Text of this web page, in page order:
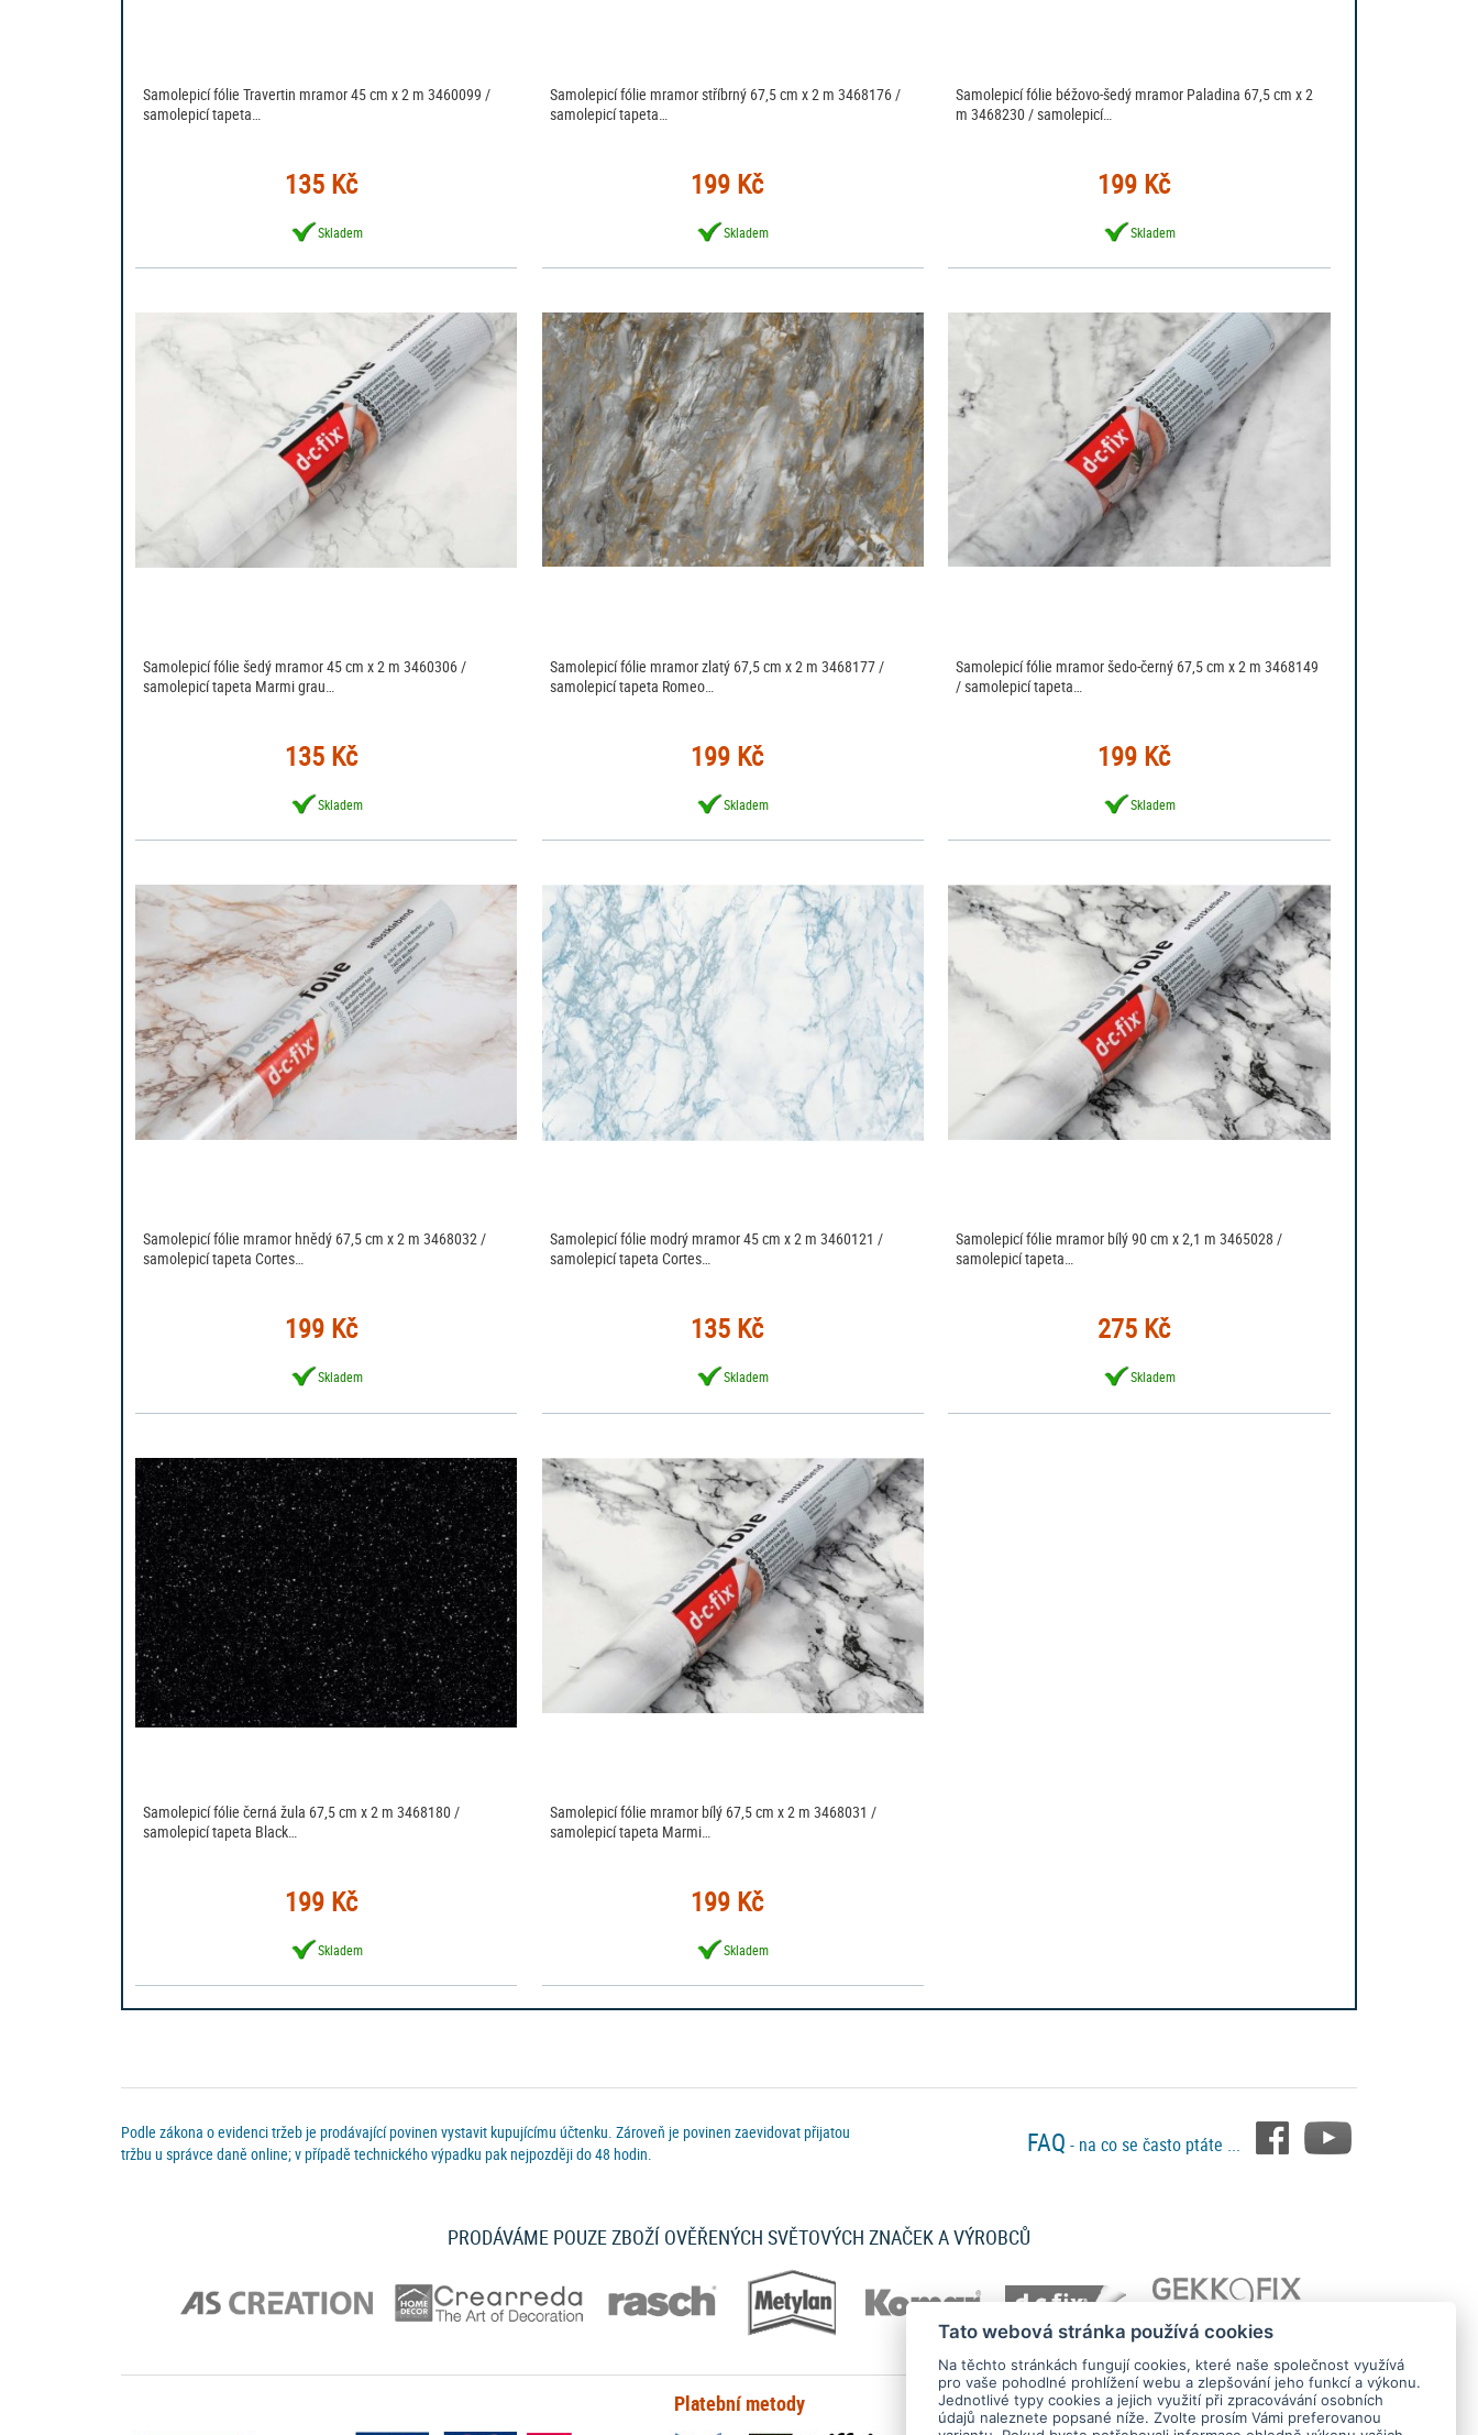
Samolepicí fólie Travertin mramor 45 cm x 2 m 3460099 /
samolepicí tapeta…
135 Kč
Skladem
Samolepicí fólie mramor stříbrný 67,5 cm x 2 m 3468176 /
samolepicí tapeta…
199 Kč
Skladem
Samolepicí fólie béžovo-šedý mramor Paladina 67,5 cm x 2
m 3468230 / samolepicí…
199 Kč
Skladem
Samolepicí fólie šedý mramor 45 cm x 2 m 3460306 /
samolepicí tapeta Marmi grau…
135 Kč
Skladem
Samolepicí fólie mramor zlatý 67,5 cm x 2 m 3468177 /
samolepicí tapeta Romeo…
199 Kč
Skladem
Samolepicí fólie mramor šedo-černý 67,5 cm x 2 m 3468149
/ samolepicí tapeta…
199 Kč
Skladem
Samolepicí fólie mramor hnědý 67,5 cm x 2 m 3468032 /
samolepicí tapeta Cortes…
199 Kč
Skladem
Samolepicí fólie modrý mramor 45 cm x 2 m 3460121 /
samolepicí tapeta Cortes…
135 Kč
Skladem
Samolepicí fólie mramor bílý 90 cm x 2,1 m 3465028 /
samolepicí tapeta…
275 Kč
Skladem
Samolepicí fólie černá žula 67,5 cm x 2 m 3468180 /
samolepicí tapeta Black…
199 Kč
Skladem
Samolepicí fólie mramor bílý 67,5 cm x 2 m 3468031 /
samolepicí tapeta Marmi…
199 Kč
Skladem
Podle zákona o evidenci tržeb je prodávající povinen vystavit kupujícímu účtenku. Zároveň je povinen zaevidovat přijatou
tržbu u správce daně online; v případě technického výpadku pak nejpozději do 48 hodin.
FAQ - na co se často ptáte ...
PRODÁVÁME POUZE ZBOŽÍ OVĚŘENÝCH SVĚTOVÝCH ZNAČEK A VÝROBCŮ
Platební metody
Tato webová stránka používá cookies
Na těchto stránkách fungují cookies, které naše společnost využívá
pro vaše pohodlné prohlížení webu a zlepšování jeho funkcí a výkonu.
Jednotlivé typy cookies a jejich využití při zpracovávání osobních
údajů naleznete popsané níže. Zvolte prosím Vámi preferovanou